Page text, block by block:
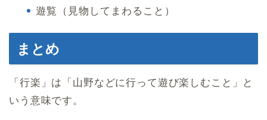
遊覧（見物してまわること）
まとめ
「行楽」は「山野などに行って遊び楽しむこと」と
いう意味です。